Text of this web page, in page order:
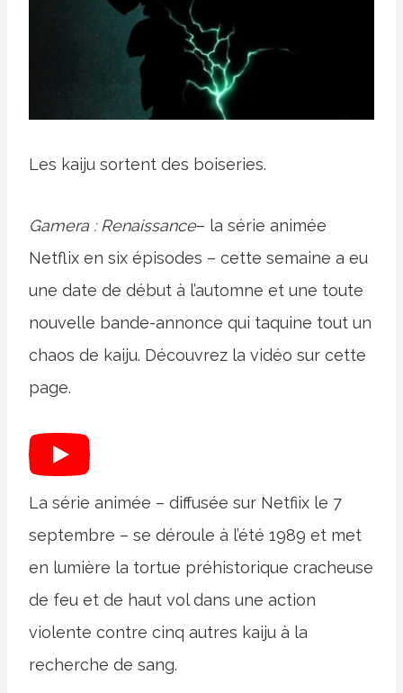
Les kaiju sortent des boiseries.
Gamera : Renaissance– la série animée
Netflix en six épisodes – cette semaine a eu
une date de début à l’automne et une toute
nouvelle bande-annonce qui taquine tout un
chaos de kaiju. Découvrez la vidéo sur cette
page.
La série animée – diffusée sur Netfiix le 7
septembre – se déroule à l’été 1989 et met
en lumière la tortue préhistorique cracheuse
de feu et de haut vol dans une action
violente contre cinq autres kaiju à la
recherche de sang.